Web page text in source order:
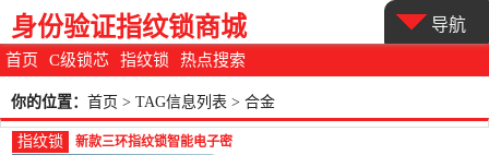
首页 C级锁芯 指纹锁 热点搜索
身份验证指纹锁商城 导航
你的位置： 首页 > TAG信息列表 > 合金
指纹锁
新款三环指纹锁智能电子密